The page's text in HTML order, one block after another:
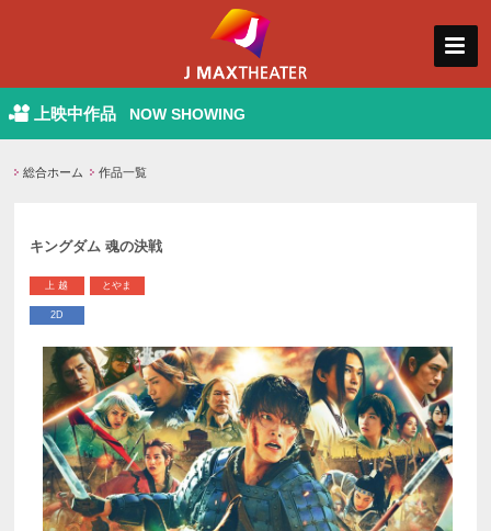
上映中作品 NOW SHOWING
総合ホーム 作品一覧
キングダム 魂の決戦
上 越 とやま
2D